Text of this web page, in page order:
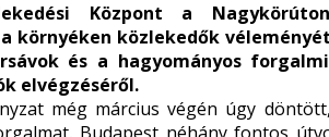
Központ a
környéken közlekedők
és a hagyományos
elvégzéséről.
még március végén úgy